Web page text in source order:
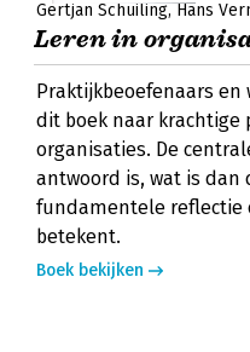
Gertjan Schuiling Hans
Leren in
Praktijkbeoefenaars en
dit boek naar krachtige
organisaties. De
antwoord is, wat is
fundamentele reflectie
betekent.
Boek bekijken